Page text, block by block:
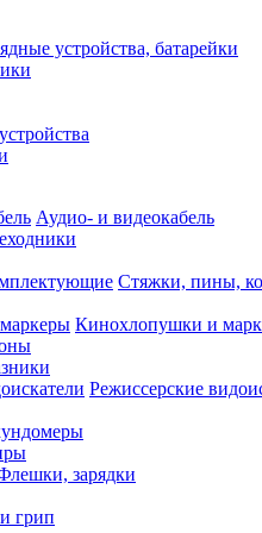
устройства, батарейки
Аудио- и видеокабель
Стяжки, пины,
Кинохлопушки и
Режиссерские
зарядки
грип